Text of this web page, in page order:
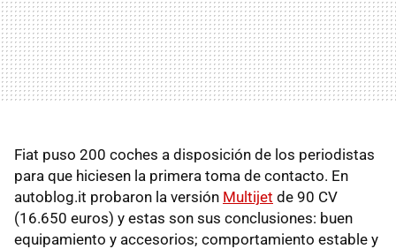
Fiat puso 200 coches a disposición de los periodistas
para que hiciesen la primera toma de contacto. En
autoblog.it probaron la versión Multijet de 90 CV
(16.650 euros) y estas son sus conclusiones: buen
equipamiento y accesorios; comportamiento estable y